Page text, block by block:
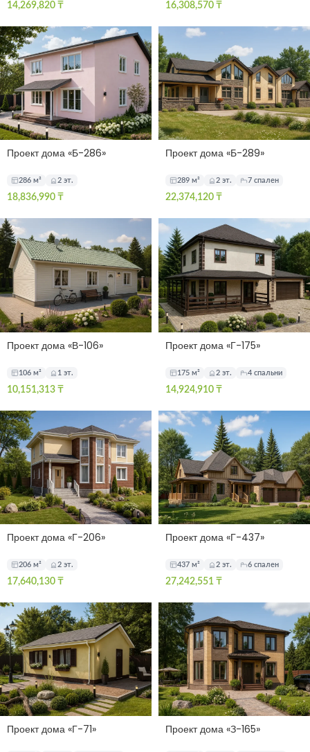
14,269,820 ₸ 16,308,570 ₸
Проект дома «Б-286»
286 м² 2 эт.
18,836,990 ₸
Проект дома «Б-289»
289 м² 2 эт. 7 спален
22,374,120 ₸
Проект дома «В-106»
106 м² 1 эт.
10,151,313 ₸
Проект дома «Г-175»
175 м² 2 эт. 4 спальни
14,924,910 ₸
Проект дома «Г-206»
206 м² 2 эт.
17,640,130 ₸
Проект дома «Г-437»
437 м² 2 эт. 6 спален
27,242,551 ₸
Проект дома «Г-71» Проект дома «З-165»